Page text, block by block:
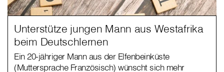
Unterstütze jungen Mann aus Westafrika
beim Deutschlernen
Ein 20-jähriger Mann aus der Elfenbeinküste
(Muttersprache Französisch) wünscht sich mehr